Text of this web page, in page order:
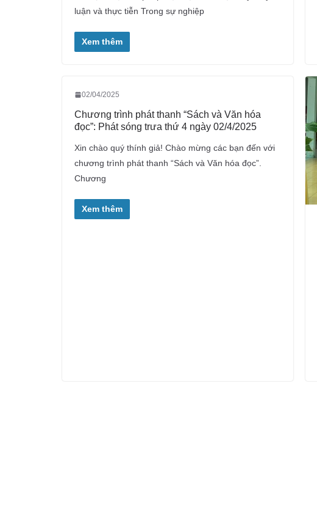
luận và thực tiễn Trong sự nghiệp
Xem thêm
02/04/2025
Chương trình phát thanh “Sách và Văn hóa
đọc”: Phát sóng trưa thứ 4 ngày 02/4/2025
Xin chào quý thính giả! Chào mừng các bạn đến với
chương trình phát thanh “Sách và Văn hóa đọc”.
Chương
Xem thêm